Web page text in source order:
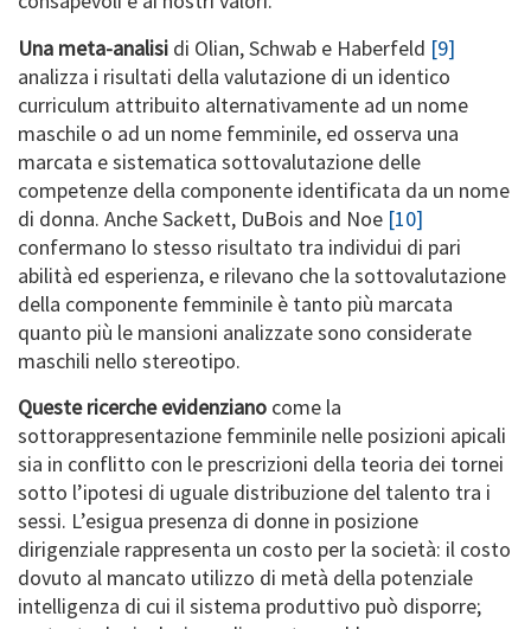
Una meta-analisi di Olian, Schwab e Haberfeld [9]
analizza i risultati della valutazione di un identico
curriculum attribuito alternativamente ad un nome
maschile o ad un nome femminile, ed osserva una
marcata e sistematica sottovalutazione delle
competenze della componente identificata da un nome
di donna. Anche Sackett, DuBois and Noe [10]
confermano lo stesso risultato tra individui di pari
abilità ed esperienza, e rilevano che la sottovalutazione
della componente femminile è tanto più marcata
quanto più le mansioni analizzate sono considerate
maschili nello stereotipo.
Queste ricerche evidenziano come la
sottorappresentazione femminile nelle posizioni apicali
sia in conflitto con le prescrizioni della teoria dei tornei
sotto l’ipotesi di uguale distribuzione del talento tra i
sessi. L’esigua presenza di donne in posizione
dirigenziale rappresenta un costo per la società: il costo
dovuto al mancato utilizzo di metà della potenziale
intelligenza di cui il sistema produttivo può disporre;